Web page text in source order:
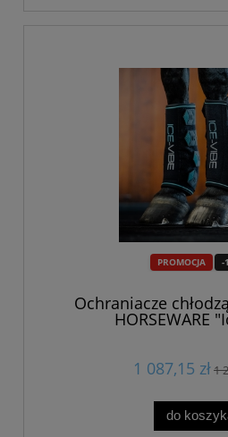
PROMOCJA -
Ochraniacze
HORSEWARE
1 087,15 zł1
do